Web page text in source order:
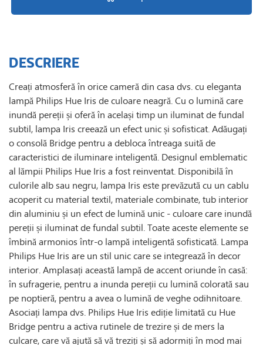
DESCRIERE
Creați atmosferă în orice cameră din casa dvs. cu eleganta
lampă Philips Hue Iris de culoare neagră. Cu o lumină care
inundă pereții și oferă în același timp un iluminat de fundal
subtil, lampa Iris creează un efect unic și sofisticat. Adăugați
o consolă Bridge pentru a debloca întreaga suită de
caracteristici de iluminare inteligentă. Designul emblematic
al lămpii Philips Hue Iris a fost reinventat. Disponibilă în
culorile alb sau negru, lampa Iris este prevăzută cu un cablu
acoperit cu material textil, materiale combinate, tub interior
din aluminiu și un efect de lumină unic - culoare care inundă
pereții și iluminat de fundal subtil. Toate aceste elemente se
îmbină armonios într-o lampă inteligentă sofisticată. Lampa
Philips Hue Iris are un stil unic care se integrează în decor
interior. Amplasați această lampă de accent oriunde în casă:
în sufragerie, pentru a inunda pereții cu lumină colorată sau
pe noptieră, pentru a avea o lumină de veghe odihnitoare.
Asociați lampa dvs. Philips Hue Iris ediție limitată cu Hue
Bridge pentru a activa rutinele de trezire și de mers la
culcare, care vă ajută să vă treziți și să adormiți în mod mai